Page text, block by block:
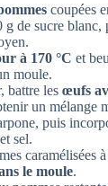
coupées
g de sucre blanc,
à 170 °C et
moule.
battre les œufs
un mélange
puis
sel.
caramélisées
le moule.